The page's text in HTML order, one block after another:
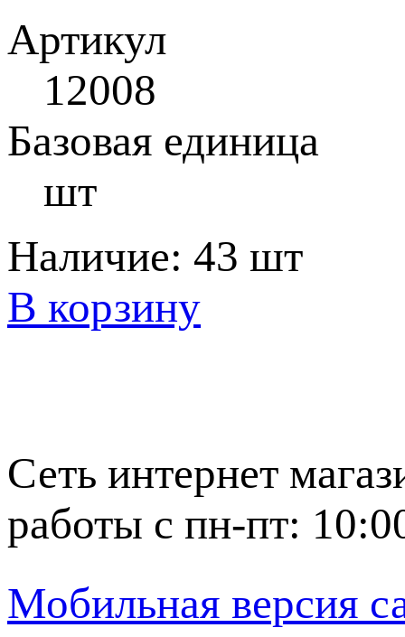
Артикул
12008
Базовая единица
шт
Наличие: 43 шт
В корзину
Сеть интернет
работы с пн-пт:
Мобильная версия